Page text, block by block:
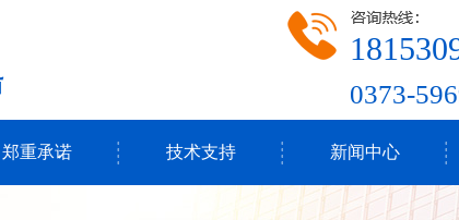
0373-
郑重承诺 技术支持 新闻中心